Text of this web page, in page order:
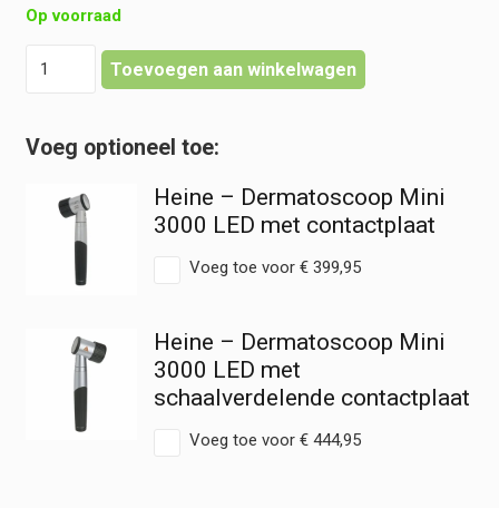
Op voorraad
-
hoeveelheid
Toevoegen aan winkelwagen
Heine – Dermatoscoop Mini
3000 LED met contactplaat
Voeg toe voor €399,95
Heine – Dermatoscoop Mini
3000 LED met
schaalverdelende contactplaat
Voeg toe voor €444,95